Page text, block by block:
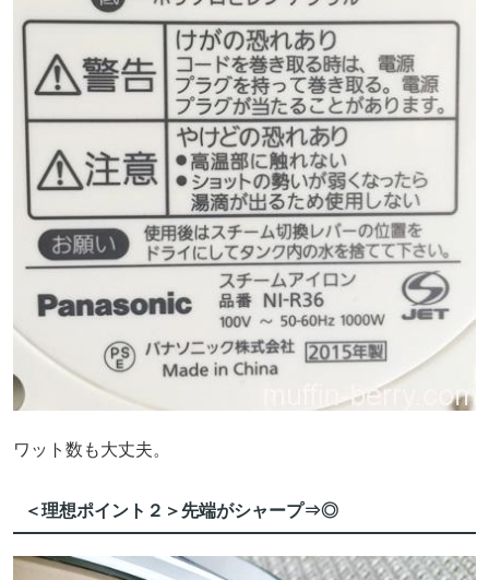
ワット数も大丈夫。
＜理想ポイント２＞先端がシャープ⇒◎